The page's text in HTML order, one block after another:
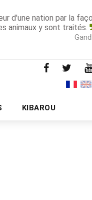
d'une nation par la
animaux y sont traités.
KIBAROU